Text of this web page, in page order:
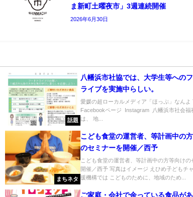
ま新町土曜夜市」3週連続開催
2026年6月30日
話題
八幡浜市社協では、大学生等への
ライブを実施中らしい。
愛媛の超ローカルメディア「ほっぷ」なん
Facebookページ Instagram 八幡浜市社会福
は、 地...
まちネタ
こども食堂の運営者、等計画中の
のセミナーを開催／西予
こども食堂の運営者、等計画中の方等向けの
開催／西予 写真はイメージ えひめ子どもチ
援機構では こどものために、地域のため...
ご家庭・会社で余っている食品があ